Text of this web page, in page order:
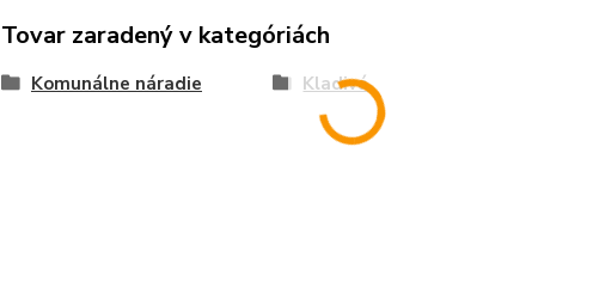
Tovar zaradený v kategóriách
Komunálne náradie Kladivá